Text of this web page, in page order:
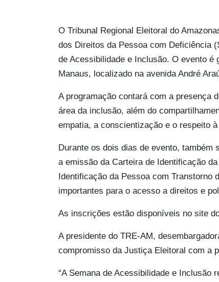
O Tribunal Regional Eleitoral do
dos Direitos da Pessoa com Deficiência
de Acessibilidade e Inclusão. O evento
Manaus, localizado na avenida André
A programação contará com a presença
área da inclusão, além do
empatia, a conscientização e o respeito
Durante os dois dias de evento,
a emissão da Carteira de Identificação
Identificação da Pessoa com
importantes para o acesso a direitos e
As inscrições estão disponíveis no site
A presidente do TRE-AM,
compromisso da Justiça Eleitoral com a
“A Semana de Acessibilidade e Inclusão